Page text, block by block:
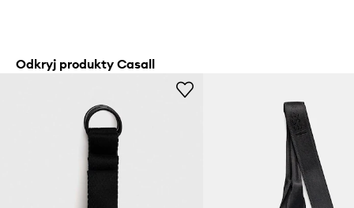
Odkryj produkty Casall